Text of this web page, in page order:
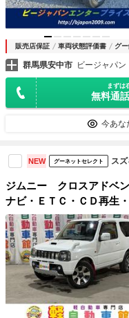
販売店保証 車両状態評価書 グ
群馬県安中市 ビージャパン
まずは
無料通
今あな
NEW グーネットセレクト ス
ジムニー クロスアドベ
ナビ・ＥＴＣ・ＣＤ再生
純正アルミホイール・Ａ
アバック・エアコン・パ